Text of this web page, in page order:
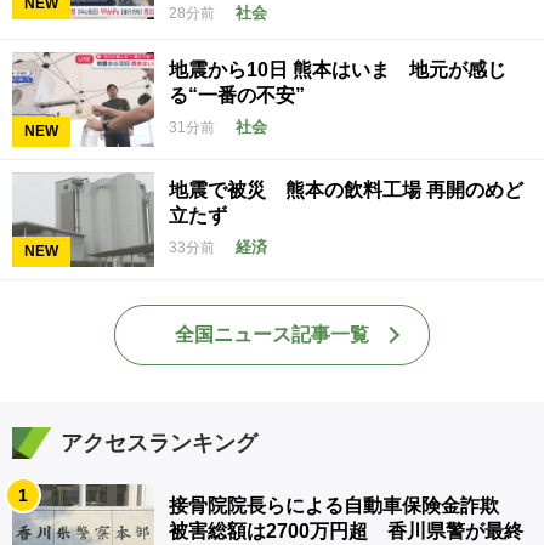
28分前 社会
NEW
地震から10日 熊本はいま 地元が感じ
る“一番の不安”
31分前 社会
NEW
地震で被災 熊本の飲料工場 再開のめど
立たず
33分前 経済
全国ニュース記事一覧
アクセスランキング
1
接骨院院長らによる自動車保険金詐欺
被害総額は2700万円超 香川県警が最終